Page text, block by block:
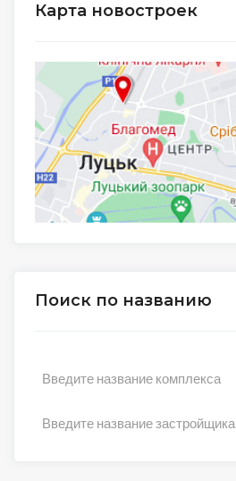
Карта новостроек
Поиск по названию
Введите название комплекса
Введите название застройщика